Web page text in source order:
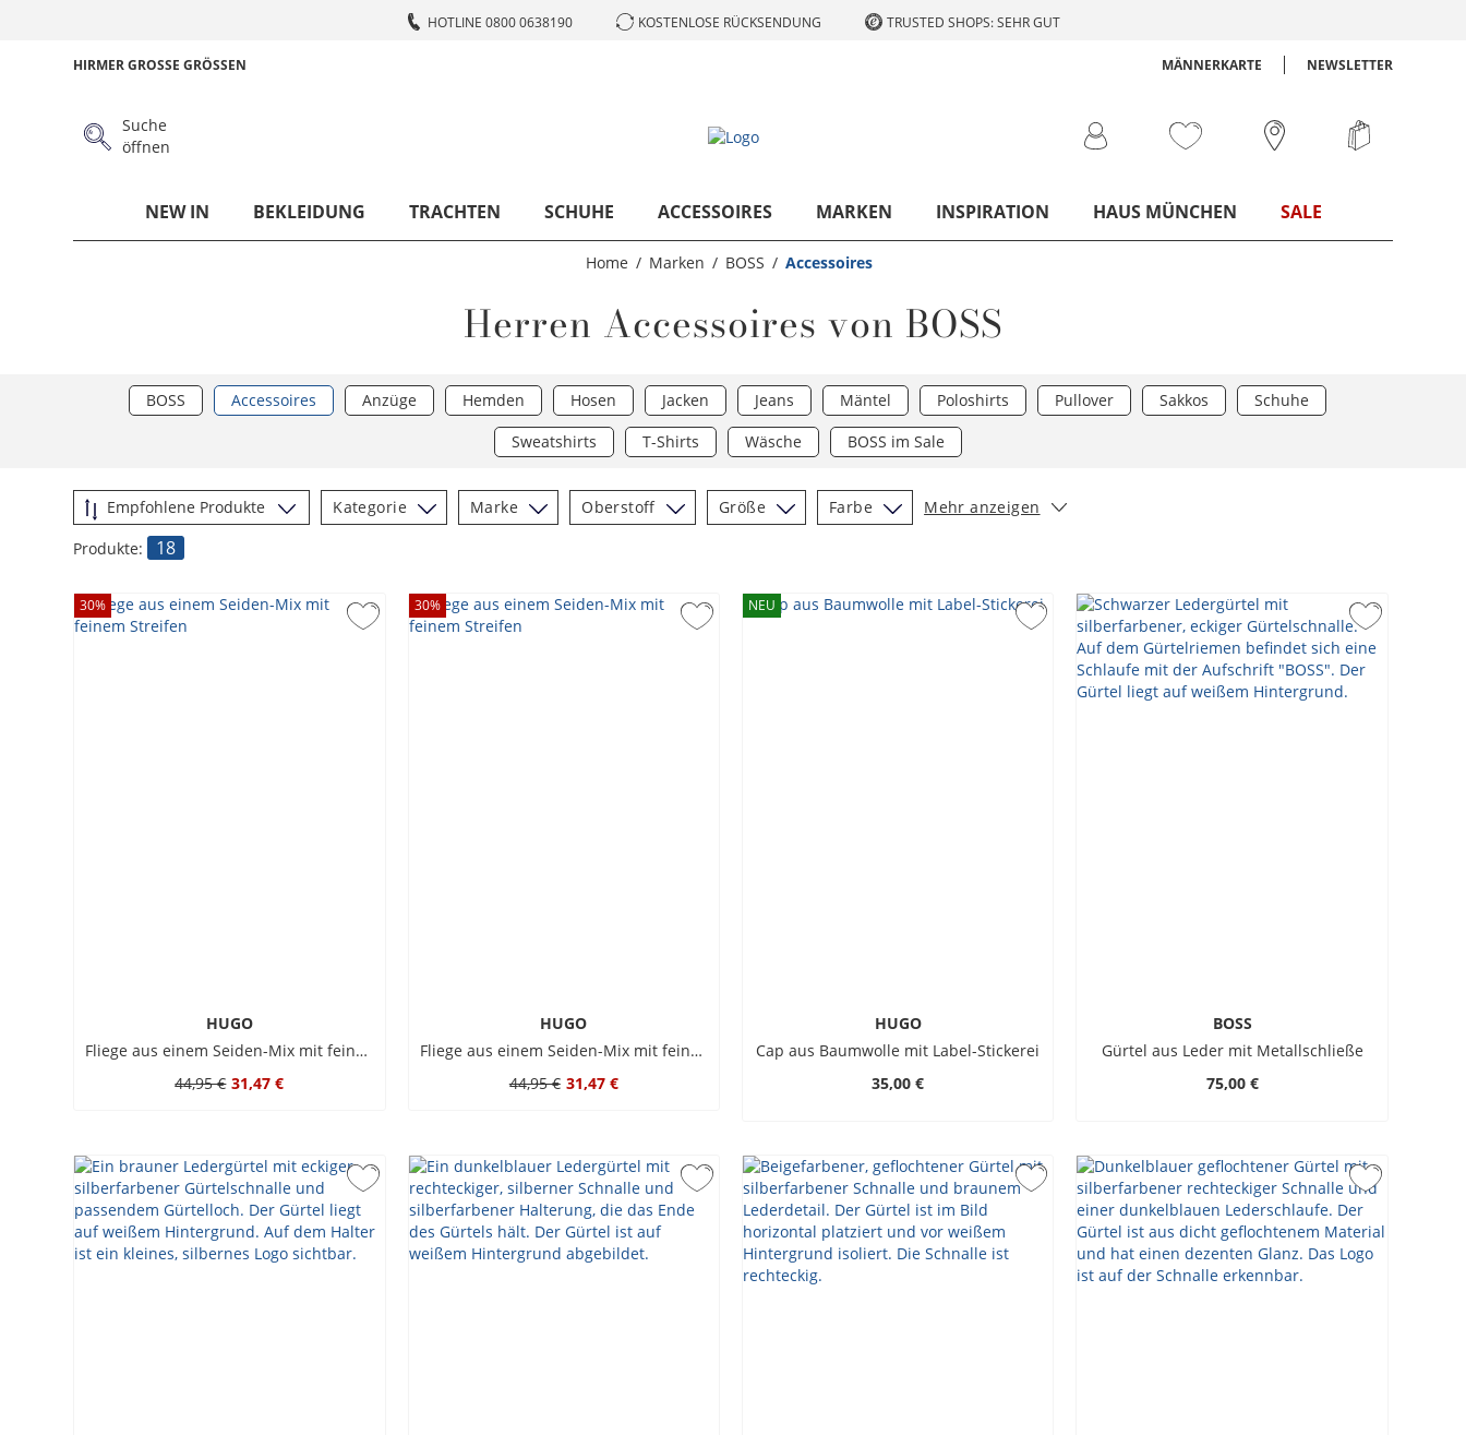
HOTLINE 0800 0638190 KOSTENLOSE RÜCKSENDUNG TRUSTED SHOPS: SEHR GUT
HIRMER GROSSE GRÖSSEN MÄNNERKARTE NEWSLETTER
Suche
öffnen
NEW IN BEKLEIDUNG TRACHTEN SCHUHE ACCESSOIRES MARKEN INSPIRATION HAUS MÜNCHEN SALE
Home Marken BOSS Accessoires
Herren Accessoires von BOSS
BOSS Accessoires Anzüge Hemden Hosen Jacken Jeans Mäntel Poloshirts Pullover Sakkos
Schuhe
Sweatshirts
T-Shirts Wäsche BOSS im Sale
Kategorie Marke Oberstoff Größe Farbe
Mehr anzeigen
Produkte:
18
30%
HUGO
Fliege aus einem Seiden-Mix mit feinem Streifen
44,95 € 31,47 €
30%
HUGO
Fliege aus einem Seiden-Mix mit feinem Streifen
44,95 € 31,47 €
NEU
HUGO
Cap aus Baumwolle mit Label-Stickerei
35,00 €
BOSS
Gürtel aus Leder mit Metallschließe
75,00 €